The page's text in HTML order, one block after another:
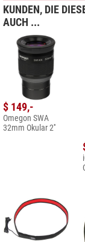
KUNDEN, DIE
AUCH ...
$ 149,-
Omegon SWA
32mm Okular 2''